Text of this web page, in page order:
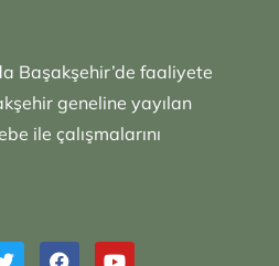
Başakşehir’de faaliyete
geneline yayılan
ile çalışmalarını